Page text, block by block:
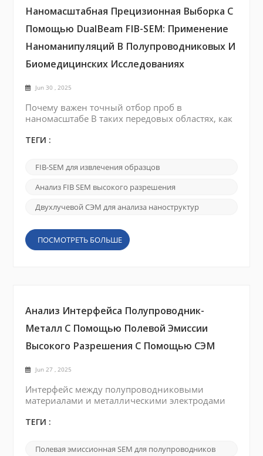
Наномасштабная Прецизионная Выборка С
Помощью DualBeam FIB-SEM: Применение
Наноманипуляций В Полупроводниковых И
Биомедицинских Исследованиях
Jun 30 , 2025
Почему важен точный отбор проб в
наномасштабе В таких передовых областях, как
исследования полупроводниковых приборов,
часто является предпосылкой для значимых
результатов. Будь то извлечение
определенного места отказа из
органелл из отдельной клетки, обычные
ТЕГИ :
FIB-SEM для извлечения образцов
Анализ FIB SEM высокого разрешения
Двухлучевой СЭМ для анализа наноструктур
ПОСМОТРЕТЬ БОЛЬШЕ
Анализ Интерфейса Полупроводник-
Металл С Помощью Полевой Эмиссии
Высокого Разрешения С Помощью СЭМ
Jun 27 , 2025
Интерфейс между полупроводниковыми
материалами и металлическими электродами
устройств. Морфология поверхности,
интерфейсе напрямую влияют на ключевые
ТЕГИ :
Полевая эмиссионная SEM для полупроводников